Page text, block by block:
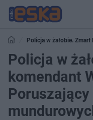
Policja w żałobie.
wpis mundurowych
Policja w
komendant
Poruszający